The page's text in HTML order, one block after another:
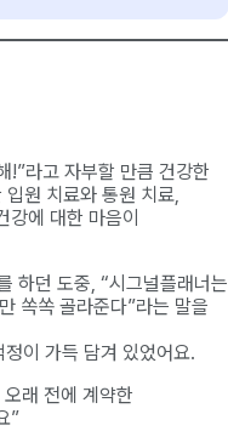
라고 자부할 만큼 건강한
원 치료와 통원 치료,
에 대한 마음이
하던 도중, “시그널플래너는
쏙쏙 골라준다”라는 말을
이 가득 담겨 있었어요.
래 전에 계약한
”